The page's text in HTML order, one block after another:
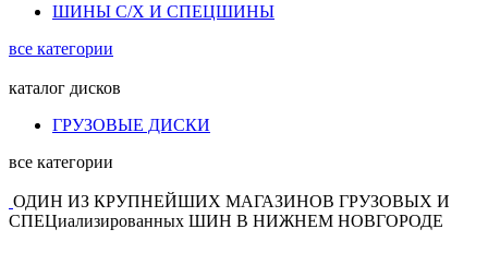
ШИНЫ С/Х И СПЕЦШИНЫ
все категории
каталог дисков
ГРУЗОВЫЕ ДИСКИ
все категории
ОДИН ИЗ КРУПНЕЙШИХ МАГАЗИНОВ ГРУЗОВЫХ И
СПЕЦиализированных ШИН В НИЖНЕМ НОВГОРОДЕ